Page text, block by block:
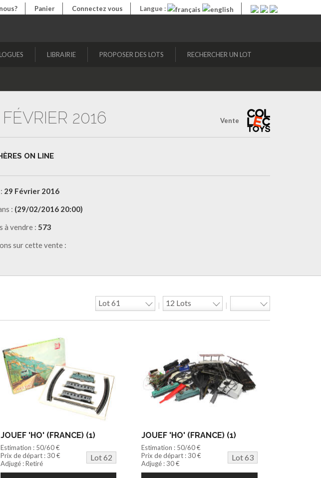
Panier Connectez vous Langue :
LIBRAIRIE PROPOSER DES LOTS RECHERCHER UN LOT
Vente
2016
ON LINE
29 Février 2016
: (29/02/2016 20:00)
à vendre : 573
sur cette vente :
JOUEF 'HO' (FRANCE) (1)
Estimation : 50/60 €
Prix de départ : 30 €
Lot 62
Adjugé : Retiré
JOUEF 'HO' (FRANCE) (1)
Estimation : 50/60 €
Prix de départ : 30 €
Lot 63
Adjugé : 30 €